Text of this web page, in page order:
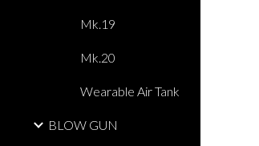
Mk.19
Mk.20
Wearable Air Tank
BLOW GUN